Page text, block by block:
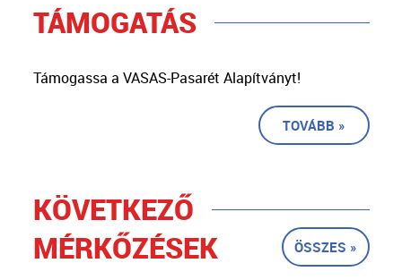
TÁMOGATÁS
Támogassa a VASAS-Pasarét Alapítványt!
TOVÁBB »
KÖVETKEZŐ
MÉRKŐZÉSEK
ÖSSZES »